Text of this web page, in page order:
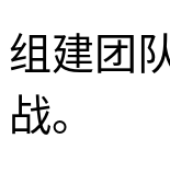
组建团
战。